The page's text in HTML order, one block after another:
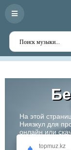
На этой
Ниязкул для
онлайн или
одного изtopmuz.kz